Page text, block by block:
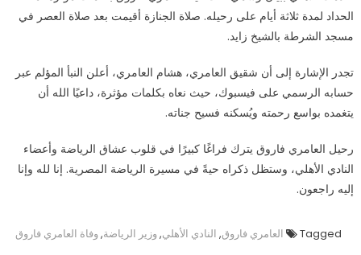
الحداد لمدة ثلاثة أيام على رحيله. صلاة الجنازة أقيمت بعد صلاة العصر في
مسجد الشرطة بالشيخ زايد.
تجدر الإشارة إلى أن شقيق العامري، هشام العامري، أعلن النبأ المؤلم عبر
حسابه الرسمي على فيسبوك، حيث نعاه بكلمات مؤثرة، داعيًا الله أن
يتغمده بواسع رحمته ويُسكنه فسيح جناته.
رحيل العامري فاروق يترك فراغًا كبيرًا في قلوب عشاق الرياضة وأعضاء
النادي الأهلي، وستظل ذكراه حيةً في مسيرة الرياضة المصرية. إنا لله وإنا
إليه راجعون.
Tagged العامري فاروق, النادي الأهلي,وزير الرياضة,وفاة العامري فاروق